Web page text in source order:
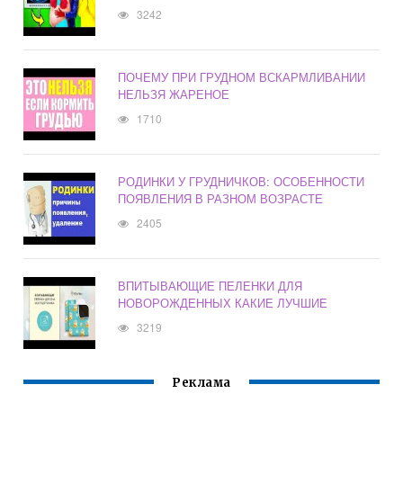
3242
ПОЧЕМУ ПРИ ГРУДНОМ ВСКАРМЛИВАНИИ
НЕЛЬЗЯ ЖАРЕНОЕ
1710
РОДИНКИ У ГРУДНИЧКОВ: ОСОБЕННОСТИ
ПОЯВЛЕНИЯ В РАЗНОМ ВОЗРАСТЕ
2405
ВПИТЫВАЮЩИЕ ПЕЛЕНКИ ДЛЯ
НОВОРОЖДЕННЫХ КАКИЕ ЛУЧШИЕ
3219
Реклама